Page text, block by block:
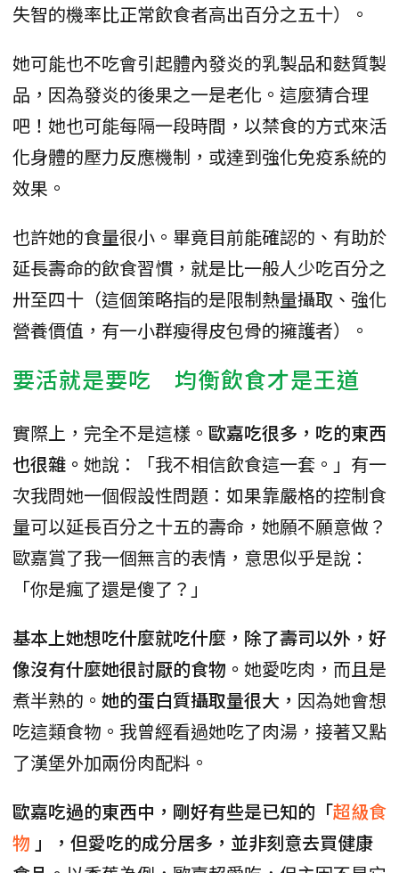
失智的機率比正常飲食者高出百分之五十）。
她可能也不吃會引起體內發炎的乳製品和麩質製
品，因為發炎的後果之一是老化。這麼猜合理
吧！她也可能每隔一段時間，以禁食的方式來活
化身體的壓力反應機制，或達到強化免疫系統的
效果。
也許她的食量很小。畢竟目前能確認的、有助於
延長壽命的飲食習慣，就是比一般人少吃百分之
卅至四十（這個策略指的是限制熱量攝取、強化
營養價值，有一小群瘦得皮包骨的擁護者）。
要活就是要吃 均衡飲食才是王道
實際上，完全不是這樣。 歐嘉吃很多，吃的東西
也很雜。 她說：「我不相信飲食這一套。」有一
次我問她一個假設性問題：如果靠嚴格的控制食
量可以延長百分之十五的壽命，她願不願意做？
歐嘉賞了我一個無言的表情，意思似乎是說：
「你是瘋了還是傻了？」
基本上她想吃什麼就吃什麼，除了壽司以外，好
像沒有什麼她很討厭的食物。 她愛吃肉，而且是
煮半熟的。 她的蛋白質攝取量很大， 因為她會想
吃這類食物。我曾經看過她吃了肉湯，接著又點
了漢堡外加兩份肉配料。
歐嘉吃過的東西中，剛好有些是已知的「超級食
物 」，但愛吃的成分居多，並非刻意去買健康